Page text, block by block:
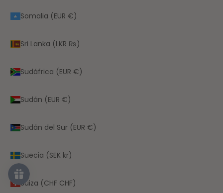
Somalia (EUR €)
Sri Lanka (LKR ₨)
Sudáfrica (EUR €)
Sudán (EUR €)
Sudán del Sur (EUR €)
Suecia (SEK kr)
Suiza (CHF CHF)